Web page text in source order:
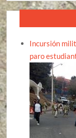
Incursión
paro